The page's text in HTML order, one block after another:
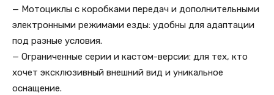
— Мотоциклы с коробками передач и дополнительными
электронными режимами езды: удобны для адаптации
под разные условия.
— Ограниченные серии и кастом-версии: для тех, кто
хочет эксклюзивный внешний вид и уникальное
оснащение.